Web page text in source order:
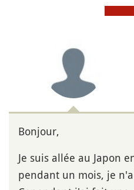
Bonjour,
Je suis allée au Japon
pendant un mois, je